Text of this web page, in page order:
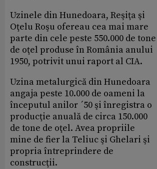
Uzinele din Hunedoara, Reşiţa şi
Oţelu Roşu ofereau cea mai mare
parte din cele peste 550.000 de tone
de oţel produse în România anului
1950, potrivit unui raport al CIA.
Uzina metalurgică din Hunedoara
angaja peste 10.000 de oameni la
începutul anilor ´50 şi înregistra o
producţie anuală de circa 150.000
de tone de oţel. Avea propriile
mine de fier la Teliuc şi Ghelari şi
propria întreprindere de
construcţii.